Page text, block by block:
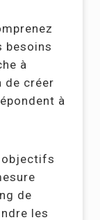
besoins
à
de créer
à
objectifs
de
les